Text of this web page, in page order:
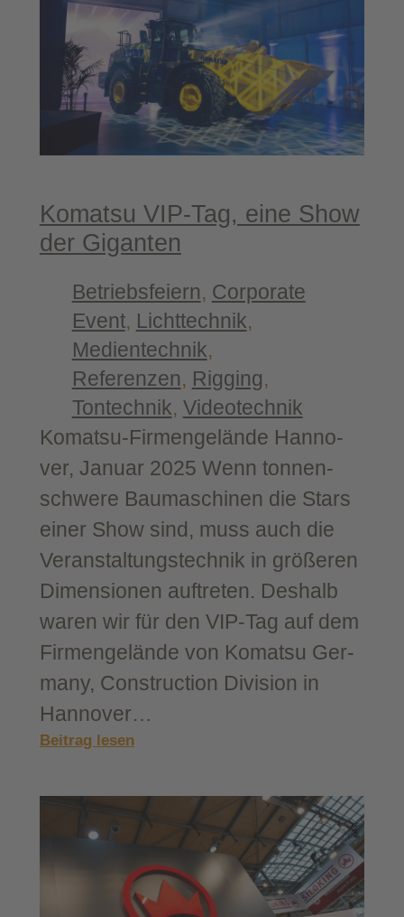
Jubi­
lä­
ums­
fest­
akt
im
Schloss
Komatsu VIP-​Tag, eine Show
der Giganten
Betriebsfeiern, Corporate
Event, Lichttechnik
Medientechnik
Referenzen, Rigging
Tontechnik, Videotechnik
Komatsu-​Firmengelände Han­no­
ver, Janu­ar 2025 Wenn ton­nen­
schwe­re Bau­ma­schi­nen die Stars
einer Show sind, muss auch die
Ver­an­stal­tungs­tech­nik in grö­ße­ren
Dimen­sio­nen auf­tre­ten. Des­halb
waren wir für den VIP-​Tag auf dem
Fir­men­ge­län­de von Komatsu Ger­
ma­ny, Con­s­truc­tion Divi­si­on in
Han­no­ver…
Beitrag lesen:
eine
der Giganten